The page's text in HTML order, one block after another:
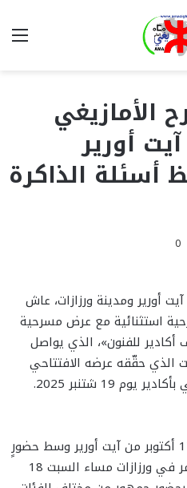
الأمازيغي
أورير
أسئلة الذاكرة
0
أورير ومدينة ورزازات، عاش
استثنائية مع عرض مسرحية
أكادير للفنون»، الذي يواصل
الذي حقّقه عرضه الافتتاحي
19 شتنبر 2025.
انطلقت الجولة مساء الجمعة 17 أكتوبر من آيت أورير وسط حضورٍ
جماهيري فاق التوقعات، لتستمر في ورزازات مساء السبت 18